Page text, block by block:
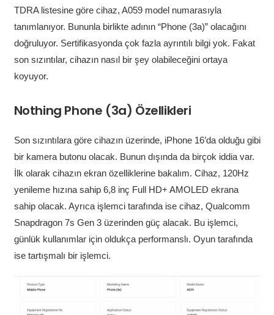
TDRA listesine göre cihaz, A059 model numarasıyla
tanımlanıyor. Bununla birlikte adının “Phone (3a)” olacağını
doğruluyor. Sertifikasyonda çok fazla ayrıntılı bilgi yok. Fakat
son sızıntılar, cihazın nasıl bir şey olabileceğini ortaya
koyuyor.
Nothing Phone (3a) Özellikleri
Son sızıntılara göre cihazın üzerinde, iPhone 16’da olduğu gibi
bir kamera butonu olacak. Bunun dışında da birçok iddia var.
İlk olarak cihazın ekran özelliklerine bakalım. Cihaz, 120Hz
yenileme hızına sahip 6,8 inç Full HD+ AMOLED ekrana
sahip olacak. Ayrıca işlemci tarafında ise cihaz, Qualcomm
Snapdragon 7s Gen 3 üzerinden güç alacak. Bu işlemci,
günlük kullanımlar için oldukça performanslı. Oyun tarafında
ise tartışmalı bir işlemci.